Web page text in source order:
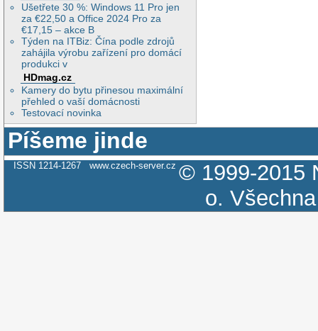
Ušetřete 30 %: Windows 11 Pro jen
za €22,50 a Office 2024 Pro za
€17,15 – akce B
Týden na ITBiz: Čína podle zdrojů
zahájila výrobu zařízení pro domácí
produkci v
HDmag.cz
Kamery do bytu přinesou maximální
přehled o vaší domácnosti
Testovací novinka
Píšeme jinde
ISSN 1214-1267 www.czech-server.cz © 1999-2015
o.